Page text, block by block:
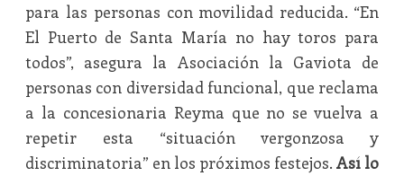
para las personas con movilidad reducida. “En
El Puerto de Santa María no hay toros para
todos”, asegura la Asociación la Gaviota de
personas con diversidad funcional, que reclama
a la concesionaria Reyma que no se vuelva a
repetir esta “situación vergonzosa y
discriminatoria” en los próximos festejos.Así lo